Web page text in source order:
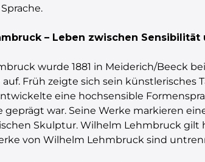
– Leben zwischen Sensibilität
wurde 1881 in Meiderich/Beeck
auf. Früh zeigte sich sein
eine hochsensible
geprägt war. Seine Werke markieren
Skulptur. Wilhelm Lehmbruck
von Wilhelm Lehmbruck sind